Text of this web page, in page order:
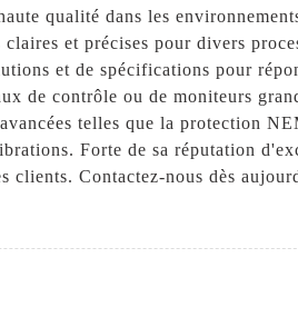
qualité dans les
et précises pour divers
et de spécifications pour
de contrôle ou de moniteurs
telles que la protection
Forte de sa réputation
Contactez-nous dès